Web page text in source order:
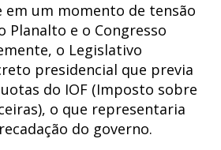
em um momento de tensão
Planalto e o Congresso
o Legislativo
presidencial que previa
do IOF (Imposto sobre
o que representaria
do governo.